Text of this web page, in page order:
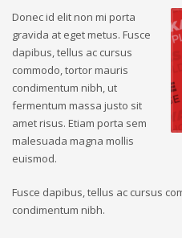
Donec id elit non mi porta
gravida at eget metus. Fusce
dapibus, tellus ac cursus
commodo, tortor mauris
condimentum nibh, ut
fermentum massa justo sit
amet risus. Etiam porta sem
malesuada magna mollis
euismod.
Fusce dapibus, tellus ac cursus
condimentum nibh.